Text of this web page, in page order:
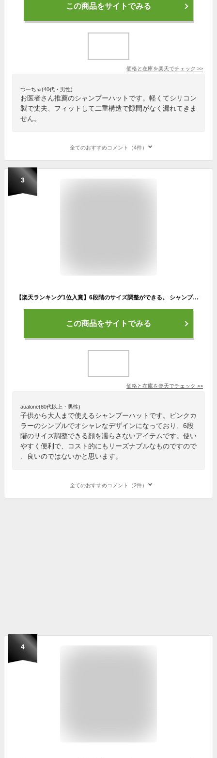
この商品をサイトでみる
価格と在庫を楽天でチェック >>
つーちゃ(40代・男性)
お医者さん推薦のシャンプーハットです。軽くてシリコン
製で丈夫、フィットして二重構造で隙間がなく漏れてきま
せん。
全てのおすすめコメント（4件）
3
【楽天ランキング1位入賞】6段階のサイズ調整ができる。 シャンプーハット 子供から大人まで使える( ピンク)
この商品をサイトでみる
価格と在庫を楽天でチェック >>
aualone(80代以上・男性)
子供から大人まで使えるシャンプーハットです。ピンクカ
ラーのシンプルでオシャレなデザインになっており、6段
階のサイズ調整できる顔を濡らさないアイテムです。使い
やすく便利で、コスト的にもリーズナブルなものですので
、良いのではないかと思います。
全てのおすすめコメント（2件）
4